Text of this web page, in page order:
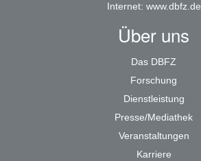
Internet: www.dbfz.de
Über uns
Das DBFZ
Forschung
Dienstleistung
Presse/Mediathek
Veranstaltungen
Karriere